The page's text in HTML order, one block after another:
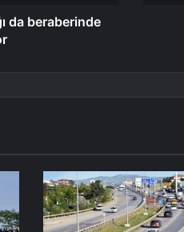
da beraberinde